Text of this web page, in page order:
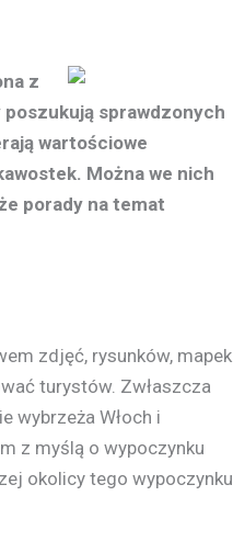
z
sprawdzonych
wartościowe
Można we nich
porady na temat
zdjęć, rysunków, mapek
turystów. Zwłaszcza
wybrzeża Włoch i
z myślą o wypoczynku
okolicy tego wypoczynku